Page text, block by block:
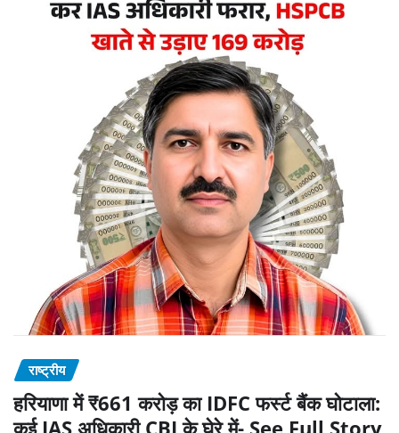
राष्ट्रीय
हरियाणा में ₹661 करोड़ का IDFC फर्स्ट बैंक घोटाला:
कई IAS अधिकारी CBI के घेरे में- See Full Story